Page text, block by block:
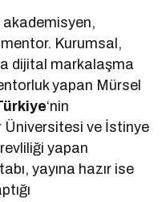
mentor. Kurumsal,
dijital markalaşma
yapan Mürsel
‘nin
Üniversitesi ve İstinye
yapan
yayına hazır ise